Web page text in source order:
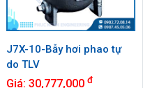
J7X-10-Bẫy hơi phao tự
do TLV
Giá: 30,777,000 đ